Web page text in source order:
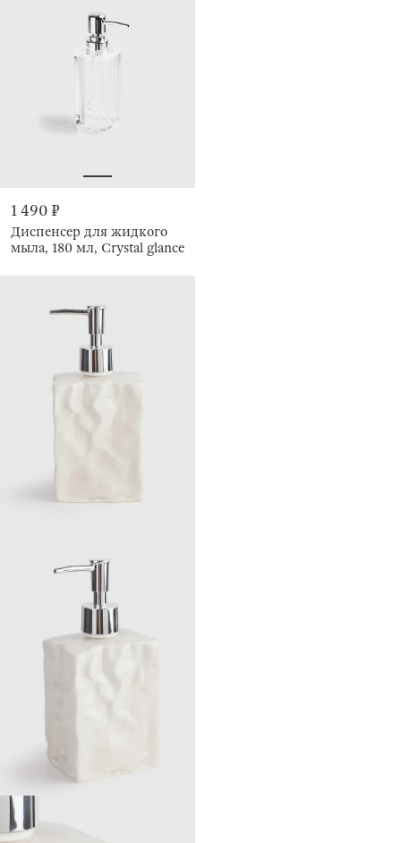
1 490 ₽
Диспенсер для жидкого
мыла, 180 мл, Crystal glance